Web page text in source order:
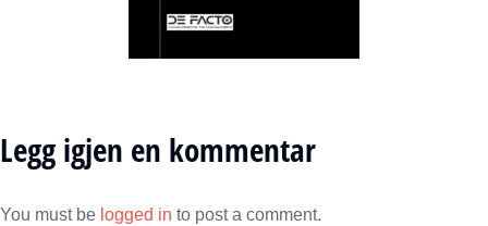
Legg igjen en kommentar
You must be logged in to post a comment.